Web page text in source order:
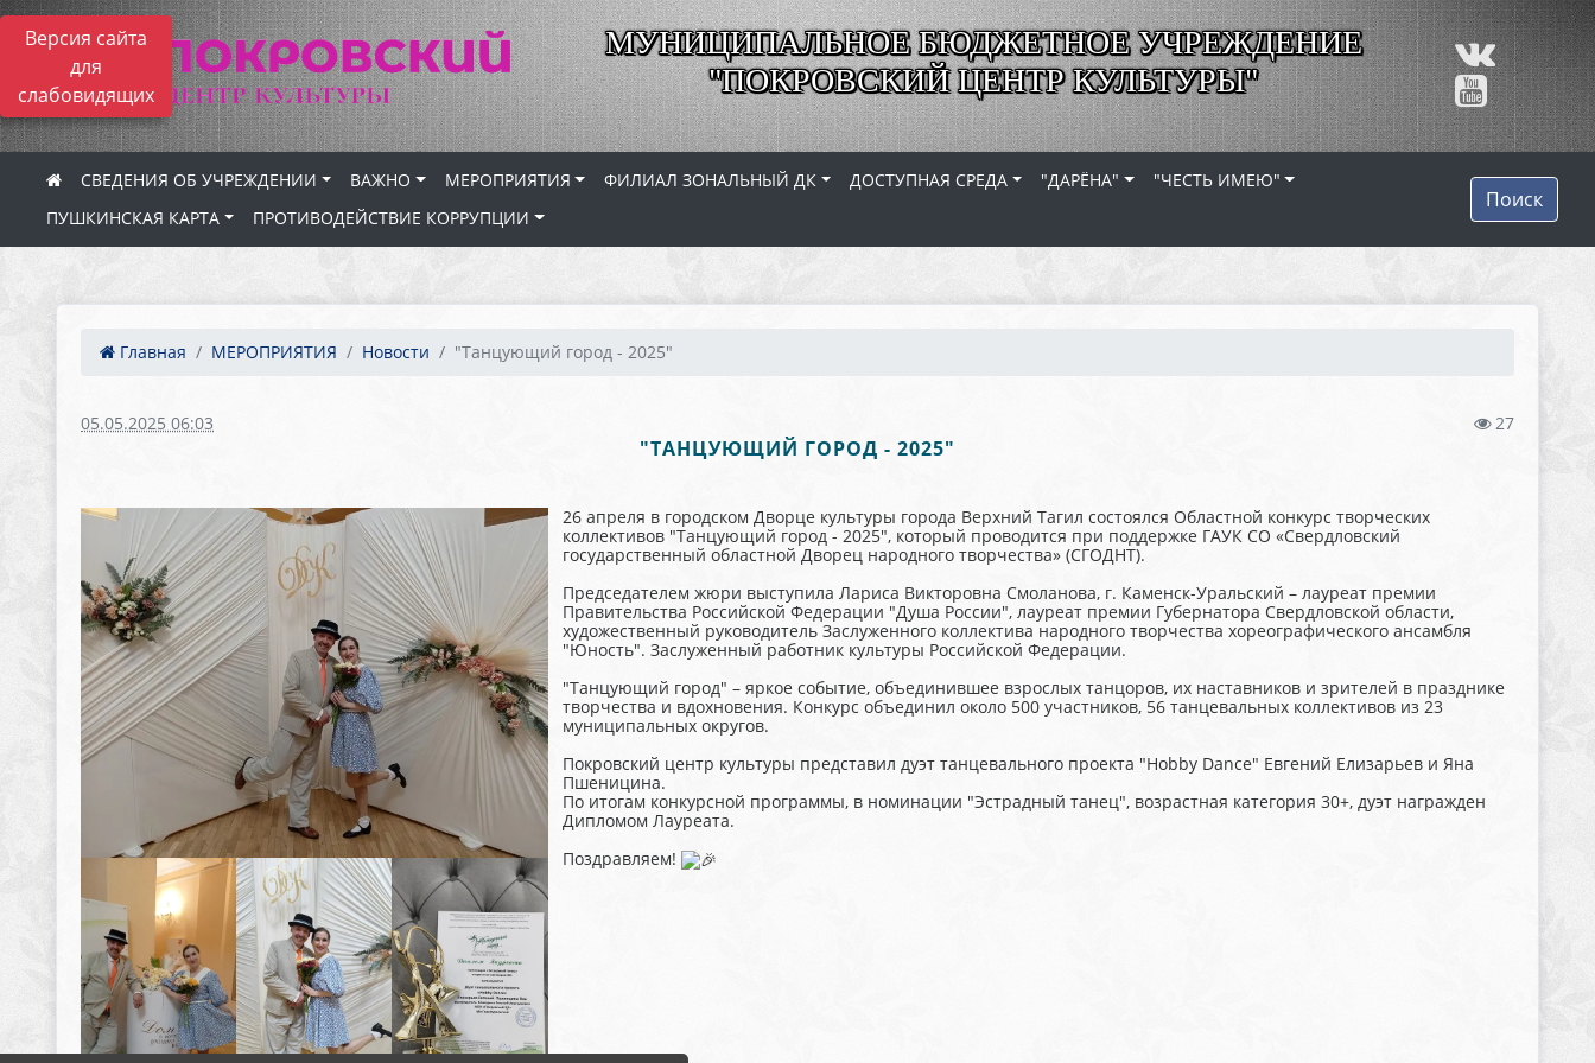
Версия сайта
для
слабовидящих
МУНИЦИПАЛЬНОЕ БЮДЖЕТНОЕ УЧРЕЖДЕНИЕ
"ПОКРОВСКИЙ ЦЕНТР КУЛЬТУРЫ"
СВЕДЕНИЯ ОБ УЧРЕЖДЕНИИ ВАЖНО МЕРОПРИЯТИЯ ФИЛИАЛ ЗОНАЛЬНЫЙ ДК ДОСТУПНАЯ СРЕДА "ДАРЁНА"
"ЧЕСТЬ ИМЕЮ"
ПУШКИНСКАЯ КАРТА
ПРОТИВОДЕЙСТВИЕ КОРРУПЦИИ
Поиск
Главная МЕРОПРИЯТИЯ Новости "Танцующий город - 2025"
05.05.2025 06:03 27
"ТАНЦУЮЩИЙ ГОРОД - 2025"
26 апреля в городском Дворце культуры города Верхний Тагил состоялся Областной конкурс творческих
коллективов "Танцующий город - 2025", который проводится при поддержке ГАУК СО «Свердловский
государственный областной Дворец народного творчества» (СГОДНТ).
Председателем жюри выступила Лариса Викторовна Смоланова, г. Каменск-Уральский – лауреат премии
Правительства Российской Федерации "Душа России", лауреат премии Губернатора Свердловской области,
художественный руководитель Заслуженного коллектива народного творчества хореографического ансамбля
"Юность". Заслуженный работник культуры Российской Федерации.
"Танцующий город" – яркое событие, объединившее взрослых танцоров, их наставников и зрителей в празднике
творчества и вдохновения. Конкурс объединил около 500 участников, 56 танцевальных коллективов из 23
муниципальных округов.
Покровский центр культуры представил дуэт танцевального проекта "Hobby Dance" Евгений Елизарьев и Яна
Пшеницина.
По итогам конкурсной программы, в номинации "Эстрадный танец", возрастная категория 30+, дуэт награжден
Дипломом Лауреата.
Поздравляем!